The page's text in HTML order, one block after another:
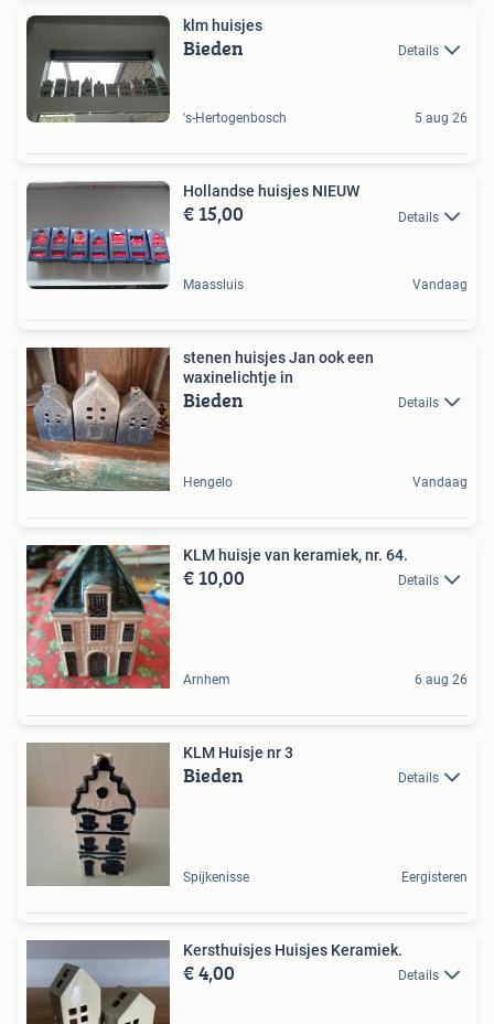
klm huisjes
Bieden Details
's-Hertogenbosch 5 aug 26
Hollandse huisjes NIEUW
€ 15,00 Details
Maassluis Vandaag
stenen huisjes Jan ook een
waxinelichtje in
Bieden Details
Hengelo Vandaag
KLM huisje van keramiek, nr. 64.
€ 10,00 Details
Arnhem 6 aug 26
KLM Huisje nr 3
Bieden Details
Spijkenisse Eergisteren
Kersthuisjes Huisjes Keramiek.
€ 4,00 Details